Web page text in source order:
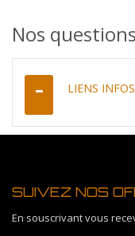
Nos
LIENS
SUIVEZ NOS
En souscrivant vous